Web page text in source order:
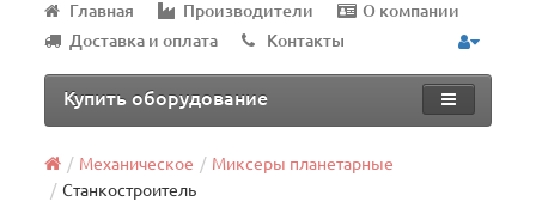
Главная Производители
О компании
Доставка и оплата
Контакты
Купить оборудование
Механическое
Миксеры планетарные
Станкостроитель